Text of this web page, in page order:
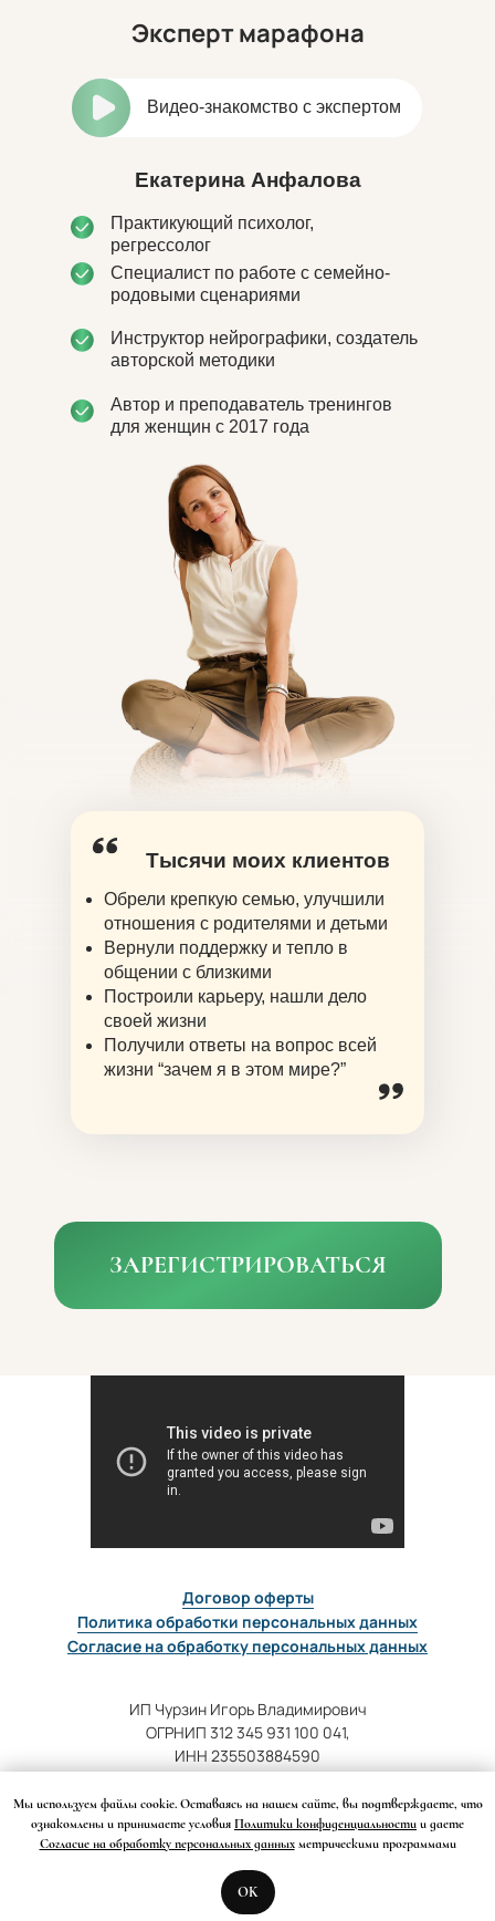
Екатерина Анфалова
Практикующий психолог,
регрессолог
Специалист по работе с семейно-
родовыми сценариями
Инструктор нейрографики, создатель
авторской методики
Автор и преподаватель тренингов
для женщин с 2017 года
Экспертмарафона
Тысячи моих клиентов
Обрели крепкую семью, улучшили
отношения с родителями и детьми
Вернули поддержку и тепло в
общении с близкими
Построили карьеру, нашли дело
своей жизни
Получили ответы на вопрос всей
жизни “зачем я в этом мире?”
Видео-знакомство с экспертом
ЗАРЕГИСТРИРОВАТЬСЯ
ИП Чурзин Игорь Владимирович
ОГРНИП 312 345 931 100 041,
ИНН 235503884590
Адрес для корреспонденции:
123458, г. Москва, а/я 46
Оператор персональных данных,
регистрационный номер в
реестре операторов
Согласие на обработку персональных данных
Политика обработки персональных данных
Договор оферты
Мы используем файлы cookie. Оставаясь на нашем сайте, вы подтверждаете, что
ознакомлены и принимаете условия Политики конфиденциальности и даете
Согласие на обработку персональных данныхметрическими программами
OK